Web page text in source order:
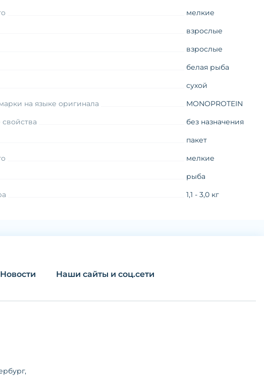
мелкие
взрослые
взрослые
белая рыба
сухой
на языке оригинала
MONOPROTEIN
без назначения
пакет
мелкие
рыба
1,1 - 3,0 кг
Новости Наши сайты и соц.сети